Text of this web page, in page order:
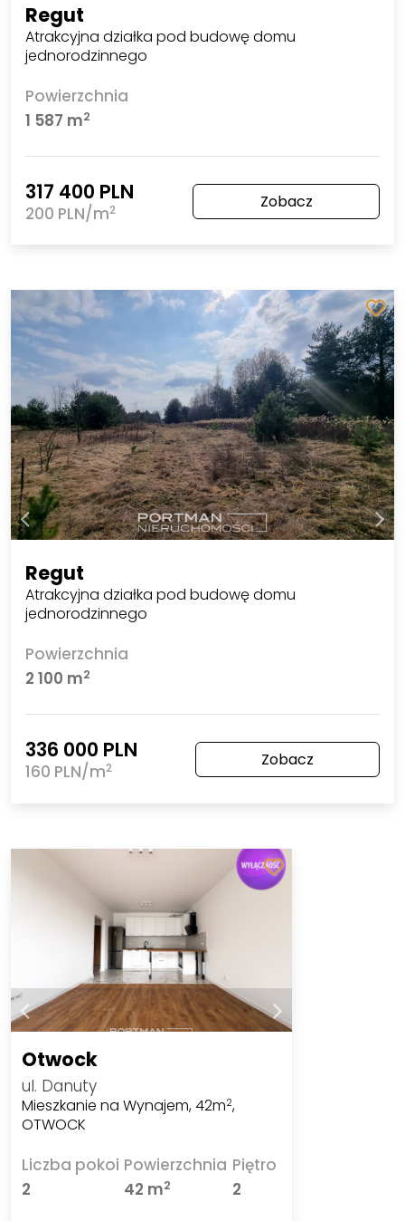
Regut
Atrakcyjna działka pod budowę domu
jednorodzinnego
Powierzchnia
1 587 m2
317 400 PLN
200 PLN/m2 Zobacz
Regut
Atrakcyjna działka pod budowę domu
jednorodzinnego
Powierzchnia
2 100 m2
336 000 PLN
160 PLN/m2 Zobacz
Otwock
ul. Danuty
Mieszkanie na Wynajem, 42m2,
OTWOCK
Liczba pokoi
2
Powierzchnia
42 m2
Piętro
2